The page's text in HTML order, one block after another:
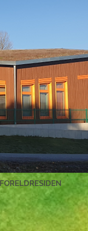
FORELDRESIDEN